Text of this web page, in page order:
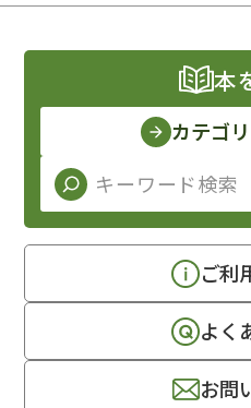
本
カテゴ
ご利
よく
お問